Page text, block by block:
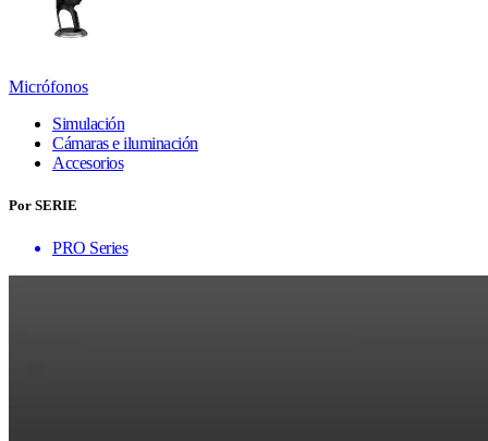
Micrófonos
Simulación
Cámaras e iluminación
Accesorios
Por SERIE
PRO Series